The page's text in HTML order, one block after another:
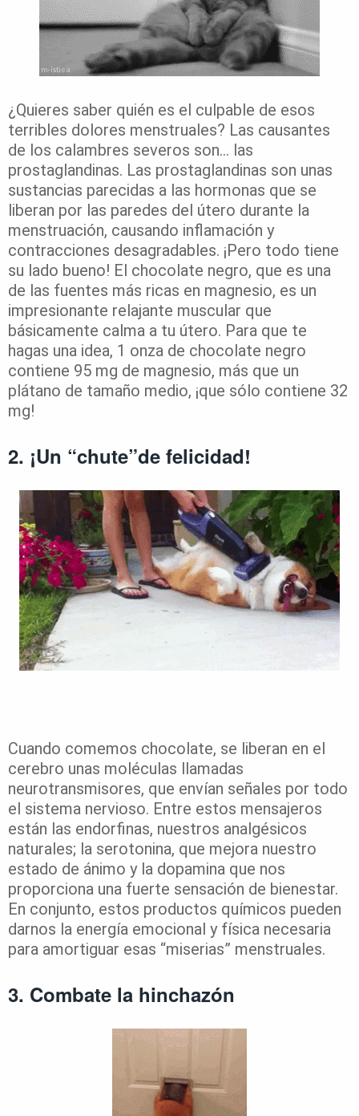
¿Quieres saber quién es el culpable de esos
terribles dolores menstruales? Las causantes
de los calambres severos son… las
prostaglandinas. Las prostaglandinas son unas
sustancias parecidas a las hormonas que se
liberan por las paredes del útero durante la
menstruación, causando inflamación y
contracciones desagradables. ¡Pero todo tiene
su lado bueno! El chocolate negro, que es una
de las fuentes más ricas en magnesio, es un
impresionante relajante muscular que
básicamente calma a tu útero. Para que te
hagas una idea, 1 onza de chocolate negro
contiene 95 mg de magnesio, más que un
plátano de tamaño medio, ¡que sólo contiene 32
mg!
2. ¡Un “chute”de felicidad!
Cuando comemos chocolate, se liberan en el
cerebro unas moléculas llamadas
neurotransmisores, que envían señales por todo
el sistema nervioso. Entre estos mensajeros
están las endorfinas, nuestros analgésicos
naturales; la serotonina, que mejora nuestro
estado de ánimo y la dopamina que nos
proporciona una fuerte sensación de bienestar.
En conjunto, estos productos químicos pueden
darnos la energía emocional y física necesaria
para amortiguar esas “miserias” menstruales.
3. Combate la hinchazón